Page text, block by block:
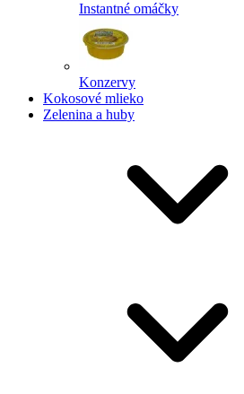
Instantné omáčky
Konzervy
Kokosové mlieko
Zelenina a huby